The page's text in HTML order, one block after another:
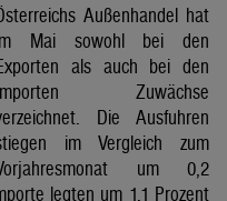
Außenhandel hat
Mai sowohl bei den
als auch bei den
Zuwächse
Die Ausfuhren
im Vergleich zum
um 0,2
legten um 1,1 Prozent